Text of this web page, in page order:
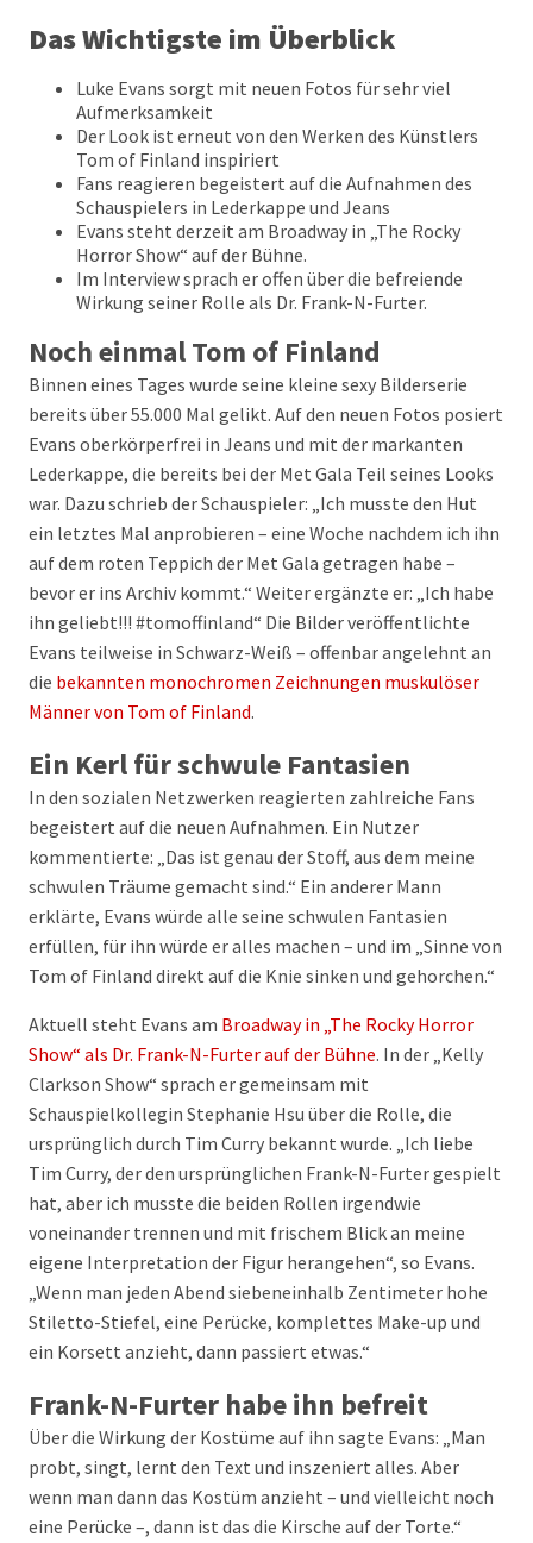
Das Wichtigste im Überblick
Luke Evans sorgt mit neuen Fotos für sehr viel
Aufmerksamkeit
Der Look ist erneut von den Werken des Künstlers
Tom of Finland inspiriert
Fans reagieren begeistert auf die Aufnahmen des
Schauspielers in Lederkappe und Jeans
Evans steht derzeit am Broadway in „The Rocky
Horror Show“ auf der Bühne.
Im Interview sprach er offen über die befreiende
Wirkung seiner Rolle als Dr. Frank-N-Furter.
Noch einmal Tom of Finland
Binnen eines Tages wurde seine kleine sexy Bilderserie
bereits über 55.000 Mal gelikt. Auf den neuen Fotos posiert
Evans oberkörperfrei in Jeans und mit der markanten
Lederkappe, die bereits bei der Met Gala Teil seines Looks
war. Dazu schrieb der Schauspieler: „Ich musste den Hut
ein letztes Mal anprobieren – eine Woche nachdem ich ihn
auf dem roten Teppich der Met Gala getragen habe –
bevor er ins Archiv kommt.“ Weiter ergänzte er: „Ich habe
ihn geliebt!!! #tomoffinland“ Die Bilder veröffentlichte
Evans teilweise in Schwarz-Weiß – offenbar angelehnt an
die bekannten monochromen Zeichnungen muskulöser
Männer von Tom of Finland.
Ein Kerl für schwule Fantasien
In den sozialen Netzwerken reagierten zahlreiche Fans
begeistert auf die neuen Aufnahmen. Ein Nutzer
kommentierte: „Das ist genau der Stoff, aus dem meine
schwulen Träume gemacht sind.“ Ein anderer Mann
erklärte, Evans würde alle seine schwulen Fantasien
erfüllen, für ihn würde er alles machen – und im „Sinne von
Tom of Finland direkt auf die Knie sinken und gehorchen.“
Aktuell steht Evans am Broadway in „The Rocky Horror
Show“ als Dr. Frank-N-Furter auf der Bühne. In der „Kelly
Clarkson Show“ sprach er gemeinsam mit
Schauspielkollegin Stephanie Hsu über die Rolle, die
ursprünglich durch Tim Curry bekannt wurde. „Ich liebe
Tim Curry, der den ursprünglichen Frank-N-Furter gespielt
hat, aber ich musste die beiden Rollen irgendwie
voneinander trennen und mit frischem Blick an meine
eigene Interpretation der Figur herangehen“, so Evans.
„Wenn man jeden Abend siebeneinhalb Zentimeter hohe
Stiletto-Stiefel, eine Perücke, komplettes Make-up und
ein Korsett anzieht, dann passiert etwas.“
Frank-N-Furter habe ihn befreit
Über die Wirkung der Kostüme auf ihn sagte Evans: „Man
probt, singt, lernt den Text und inszeniert alles. Aber
wenn man dann das Kostüm anzieht – und vielleicht noch
eine Perücke –, dann ist das die Kirsche auf der Torte.“